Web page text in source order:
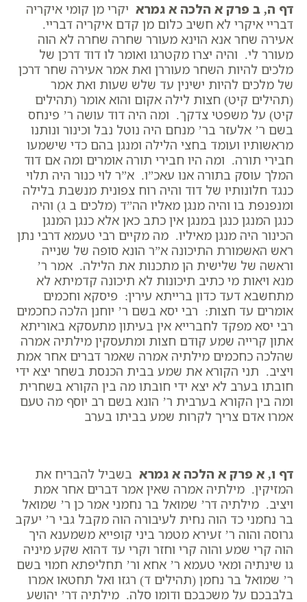
דף ה, ב פרק א הלכה א גמרא יקרי מן קומי איקריה
דבריי איקרי לא חשיב כלום מן קדם איקריה דבריי.
אעירה שחר אנא הוינא מעורר שחרה שחרה לא הוה
מעורר לי. והיה יצרו מקטרגו ואומר לו דוד דרכן של
מלכים להיות השחר מעוררן ואת אמר אעירה שחר דרכן
של מלכים להיות ישינין עד שלש שעות ואת אמר
(תהילים קיט) חצות לילה אקום והוא אומר (תהילים
קיט) על משפטי צדקך. ומה היה דוד עושה ר’ פינחס
בשם ר’ אלעזר בר’ מנחם היה נוטל נבל וכינור ונותנו
מראשותיו ועומד בחצי הלילה ומנגן בהם כדי שישמעו
חבירי תורה. ומה היו חבירי תורה אומרים ומה אם דוד
המלך עוסק בתורה אנו עאכ”ו. א”ר לוי כנור היה תלוי
כנגד חלונותיו של דוד והיה רוח צפונית מנשבת בלילה
ומנפנפת בו והיה מנגן מאליו הה”ד (מלכים ב ג) והיה
כנגן המנגן כנגן במנגן אין כתב כאן אלא כנגן המנגן
הכינור היה מנגן מאיליו. מה מקיים רבי טעמא דרבי נתן
ראש האשמורת התיכונה א”ר הונא סופה של שנייה
וראשה של שלישית הן מתכנות את הלילה. אמר ר’
מנא ויאות מי כתיב תיכונות לא תיכונה קדמיתא לא
מתחשבא דעד כדון ברייתא עירין: פיסקא וחכמים
אומרים עד חצות: רבי יסא בשם ר’ יוחנן הלכה כחכמים
רבי יסא מפקד לחברייא אין בעיתון מתעסקא באוריתא
אתון קרייה שמע קודם חצות ומתעסקין מילתיה אמרה
שהלכה כחכמים מילתיה אמרה שאמר דברים אחר אמת
ויציב. תני הקורא את שמע בבית הכנסת בשחר יצא ידי
חובתו בערב לא יצא ידי חובתו מה בין הקורא בשחרית
ומה בין הקורא בערבית ר’ הונא בשם רב יוסף מה טעם
אמרו אדם צריך לקרות שמע בביתו בערב
דף ו, א פרק א הלכה א גמרא בשביל להבריח את
המזיקין. מילתיה אמרה שאין אמר דברים אחר אמת
ויציב. מילתיה דר’ שמואל בר נחמני אמר כן ר’ שמואל
בר נחמני כד הוה נחית לעיבורה הוה מקבל גבי ר’ יעקב
גרוסה והוה ר’ זעירא מטמר ביני קופייא משמענא היך
הוה קרי שמע והוה קרי וחזר וקרי עד דהוא שקע מיניה
גו שינתיה ומאי טעמא ר’ אחא ור’ תחליפתא חמוי בשם
ר’ שמואל בר נחמן (תהילים ד) רגזו ואל תחטאו אמרו
בלבבכם על משכבכם ודומו סלה. מילתיה דר’ יהושע